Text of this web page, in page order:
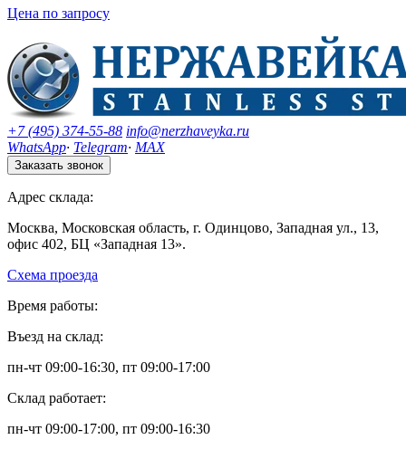
Цена по запросу
+7 (495) 374-55-88 info@nerzhaveyka.ru
WhatsApp· Telegram· MAX
Заказать звонок
Адрес склада:
Москва, Московская область, г. Одинцово, Западная ул., 13,
офис 402, БЦ «Западная 13».
Схема проезда
Время работы:
Въезд на склад:
пн-чт 09:00-16:30, пт 09:00-17:00
Склад работает:
пн-чт 09:00-17:00, пт 09:00-16:30